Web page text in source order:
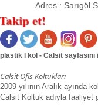
Adres : Sarıgöl
plastik l kol - Calsit
Calsit Ofis Koltukları
2009 yılının Aralık ayında
Calsit Koltuk adıyla faaliyet